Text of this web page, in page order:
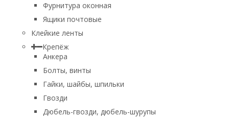
Фурнитура оконная
Ящики почтовые
Клейкие ленты
Крепёж
Анкера
Болты, винты
Гайки, шайбы, шпильки
Гвозди
Дюбель-гвозди, дюбель-шурупы